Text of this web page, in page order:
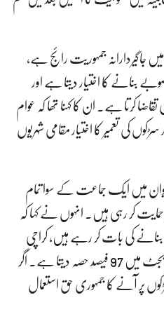
جاگیردارانہ جمہوریت رائج ہے،
نئے ضلع اور صوبے بنانے کا اختیار دیتا ہے اور
کرتا ہے۔ ان کا کہنا تھا کہ عوام
کی تعمیر کا اختیار مقامی شہریوں
میں ایک جماعت کے سوا تمام
کر رہی ہیں۔ انہوں نے کہا کہ
بنانے کی بات کر رہے ہیں، کراچی
لوٹ مار کا مال نہیں، یہ سندھ کے بجٹ میں 97 فیصد حصہ دیتا ہے۔ اگر
پر آنے کا جمہوری حق استعمال